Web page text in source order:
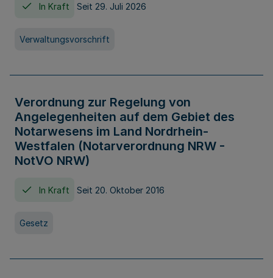
In Kraft Seit 29. Juli 2026
Verwaltungsvorschrift
Verordnung zur Regelung von
Angelegenheiten auf dem Gebiet des
Notarwesens im Land Nordrhein-
Westfalen (Notarverordnung NRW -
NotVO NRW)
In Kraft Seit 20. Oktober 2016
Gesetz